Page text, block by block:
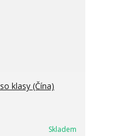
klasy (Čína)
Skladem